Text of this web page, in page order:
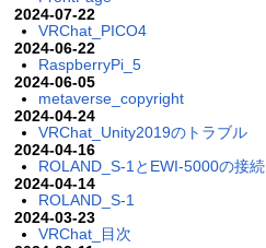
2024-07-22
VRChat_PICO4
2024-06-22
RaspberryPi_5
2024-06-05
metaverse_copyright
2024-04-24
VRChat_Unity2019のトラブル
2024-04-16
ROLAND_S-1とEWI-5000の接続
2024-04-14
ROLAND_S-1
2024-03-23
VRChat_目次